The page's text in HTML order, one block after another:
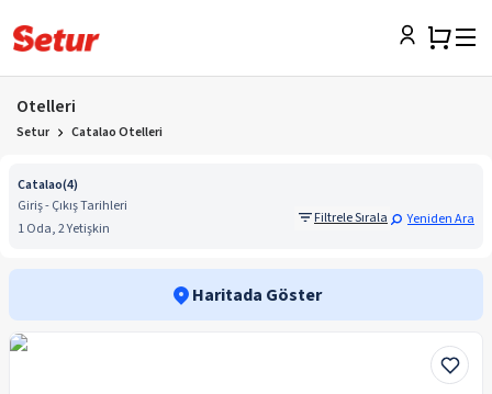
Otelleri
Setur Catalao Otelleri
Catalao(4)
Giriş - Çıkış Tarihleri
1 Oda, 2 Yetişkin
Filtrele Sırala Yeniden Ara
Haritada Göster